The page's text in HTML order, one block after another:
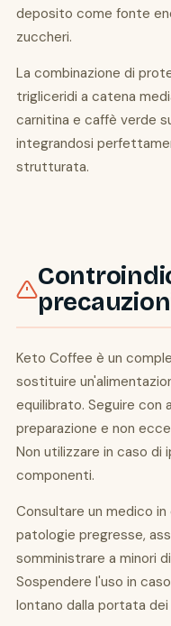
deposito come fonte
zuccheri.
La combinazione di
trigliceridi a catena
carnitina e caffè verde
integrandosi
strutturata.
Keto Coffee è un
sostituire
equilibrato. Seguire con
preparazione e non
Non utilizzare in caso di
componenti.
Consultare un medico
patologie pregresse,
somministrare a minori
Sospendere l'uso in
lontano dalla portata dei